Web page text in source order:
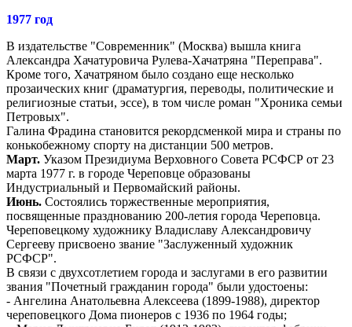
1977 год
В издательстве "Современник" (Москва) вышла книга
Александра Хачатуровича Рулева-Хачатряна "Переправа".
Кроме того, Хачатряном было создано еще несколько
прозаических книг (драматургия, переводы, политические и
религиозные статьи, эссе), в том числе роман "Хроника семьи
Петровых".
Галина Фрадина становится рекордсменкой мира и страны по
конькобежному спорту на дистанции 500 метров.
Март. Указом Президиума Верховного Совета РСФСР от 23
марта 1977 г. в городе Череповце образованы
Индустриальный и Первомайский районы.
Июнь. Состоялись торжественные мероприятия,
посвященные празднованию 200-летия города Череповца.
Череповецкому художнику Владиславу Александровичу
Сергееву присвоено звание "Заслуженный художник
РСФСР".
В связи с двухсотлетием города и заслугами в его развитии
звания "Почетный гражданин города" были удостоены:
- Ангелина Анатольевна Алексеева (1899-1988), директор
череповецкого Дома пионеров с 1936 по 1964 годы;